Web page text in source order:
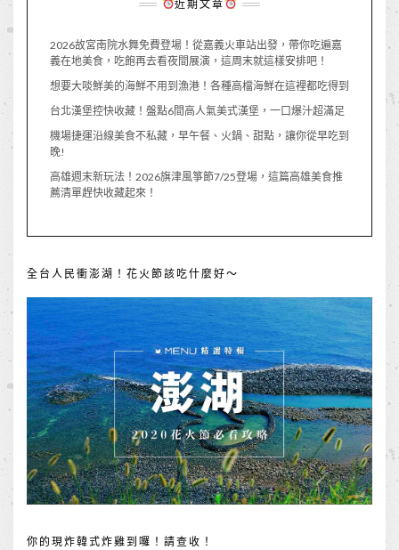
近期文章
2026故宮南院水舞免費登場！從嘉義火車站出發，帶你吃遍嘉
義在地美食，吃飽再去看夜間展演，這周末就這樣安排吧！
想要大啖鮮美的海鮮不用到漁港！各種高檔海鮮在這裡都吃得到
台北漢堡控快收藏！盤點6間高人氣美式漢堡，一口爆汁超滿足
機場捷運沿線美食不私藏，早午餐、火鍋、甜點，讓你從早吃到
晚!
高雄週末新玩法！2026旗津風箏節7/25登場，這篇高雄美食推
薦清單趕快收藏起來！
全台人民衝澎湖！花火節該吃什麼好～
你的現炸韓式炸雞到囉！請查收！